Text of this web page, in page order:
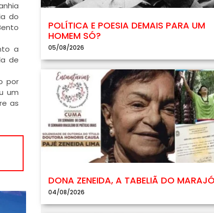
do
a
de
por
um
as
POLÍTICA E POESIA DEMAIS PARA UM
HOMEM SÓ?
05/08/2026
DONA ZENEIDA, A TABELIÃ DO
04/08/2026